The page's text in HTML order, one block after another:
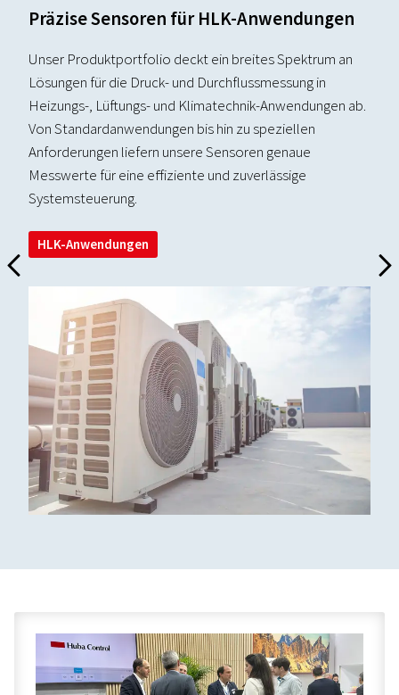
H
Präzise Sensoren für HLK-Anwendungen
Unser Produktportfolio deckt ein breites Spektrum an
Lösungen für die Druck- und Durchflussmessung in
Heizungs-, Lüftungs- und Klimatechnik-Anwendungen ab.
Von Standardanwendungen bis hin zu speziellen
Anforderungen liefern unsere Sensoren genaue
Messwerte für eine effiziente und zuverlässige
Systemsteuerung.
HLK-Anwendungen
I